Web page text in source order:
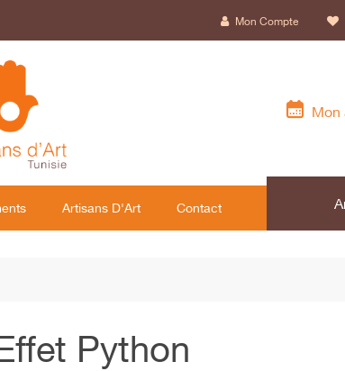
Mon Compte
Mon
Artisans D'Art Contact
Python